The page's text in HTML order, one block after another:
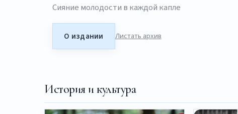
Сияние молодости в каждой капле
О издании Листать архив
История и культура